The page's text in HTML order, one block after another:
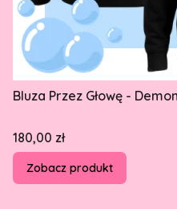
Bluza Przez Głowę -
Cena
180,00 zł
Zobacz produkt